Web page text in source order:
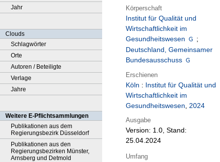
Jahr
Clouds
Schlagwörter
Orte
Autoren / Beteiligte
Verlage
Jahre
Weitere E-Pflichtsammlungen
Publikationen aus dem
Regierungsbezirk Düsseldorf
Publikationen aus den
Regierungsbezirken Münster,
Arnsberg und Detmold
Körperschaft
Institut für Qualität und
Wirtschaftlichkeit im
Gesundheitswesen
;
Deutschland, Gemeinsamer
Bundesausschuss
Erschienen
Köln : Institut für Qualität und
Wirtschaftlichkeit im
Gesundheitswesen, 2024
Ausgabe
Version: 1.0, Stand:
25.04.2024
Umfang